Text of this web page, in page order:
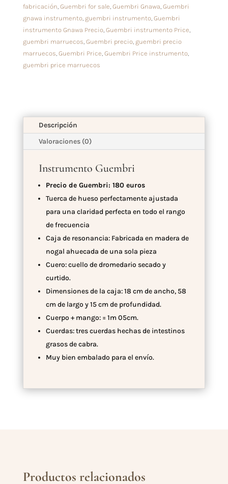
fabricación Guembri for sale Guembri Gnawa Guembri
gnawa instrumento, guembri instrumento, Guembri
instrumento Gnawa Precio, Guembri instrumento Price
guembri marruecos Guembri precio, guembri precio
marruecos Guembri Price Guembri Price instrumento,
guembri price marruecos
Descripción
Valoraciones (0)
Instrumento Guembri
Precio de Guembri: 180 euros
Tuerca de hueso perfectamente ajustada
para una claridad perfecta en todo el rango
de frecuencia
Caja de resonancia: Fabricada en madera de
nogal ahuecada de una sola pieza
Cuero: cuello de dromedario secado y
curtido.
Dimensiones de la caja: 18 cm de ancho, 58
cm de largo y 15 cm de profundidad.
Cuerpo + mango: = 1m 05cm.
Cuerdas: tres cuerdas hechas de intestinos
grasos de cabra.
Muy bien embalado para el envío.
Productos relacionados